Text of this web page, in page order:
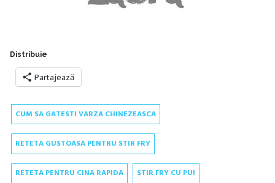
Distribuie
Partajează
CUM SA GATESTI VARZA CHINEZEASCA
RETETA GUSTOASA PENTRU STIR FRY
RETETA PENTRU CINA RAPIDA STIR FRY CU PUI